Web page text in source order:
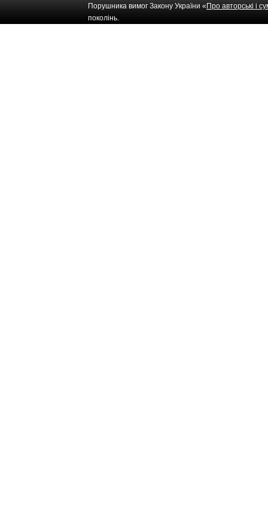
Порушника вимог Закону України « Про авторські і
поколінь.